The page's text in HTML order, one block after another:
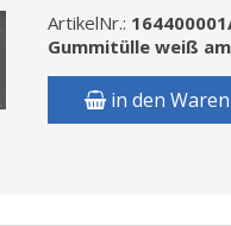
ArtikelNr.:
Gummitülle weiß
in den